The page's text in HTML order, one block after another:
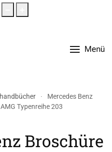
Menü
Mercedes Benz
Typenreihe 203
Broschüre